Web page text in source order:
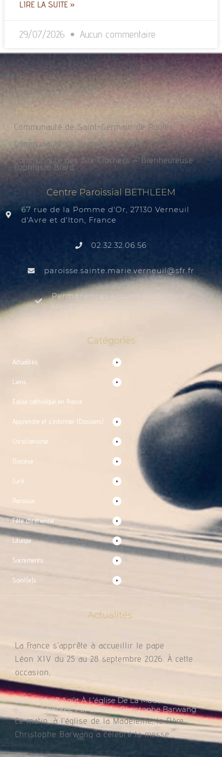
LIRE LA SUITE »
29/07/2026 Aucun commentaire
Paroisse Sainte Marie Du Pays De Verneuil
Communauté de Saint-Germain de Rugles
Communauté de Verneuil sur Avre
Communauté des Six Clochers – Bienheureuse
Euphrasie Brard
Centre Paroissial BETHLEEM
67 rue de la Pomme d'Or, 27130 Verneuil
d'Avre et d'Iton, France
02.32.32.06.56
rf.rfs
@liuenrev.eiram.etnias.essiorap
Permanences accueil paroissiale
Mardi au samedi de 9:30 à 12:00
Catégories
Actualités
Liens
Église catholique en France
Apprendre et s’informer (Dossiers)
Christianisme
Diocèse
Curé
Paroisse
Fête chrétienne
Liturgie
Sacrements
Saint(e)s
Actualités
La France s’apprête à accueillir le pape
Léon XIV du 25 au 28 septembre 2026. À cette
occasion,
Dimanche 2 Août À L’église De La Madeleine,
Messe Célébrée Par Le Père Christophe Barwang
Ce matin, à l’église de la Madeleine, le Père
Christophe Barwang a célébré la messe.